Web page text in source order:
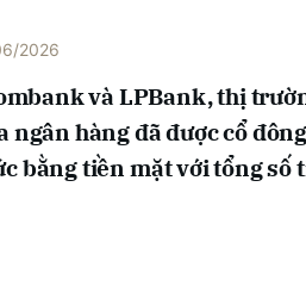
2026
và LPBank, thị
ngân hàng đã được cổ
bằng tiền mặt với tổng số